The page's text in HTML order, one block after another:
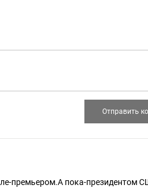
премьером.А пока-президентом